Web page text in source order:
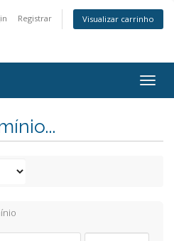
Registrar Visualizar carrinho